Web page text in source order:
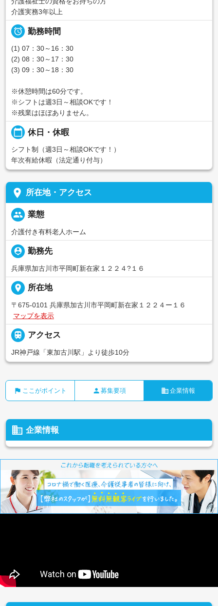
介護実務3年以上
 勤務時間
(1) 07：30～16：30
(2) 08：30～17：30
(3) 09：30～18：30
※休憩時間は60分です。
※シフトは週3日～相談OKです！
※残業はほぼありません。
calendar_today 休日・休暇
シフト制（週3日～相談OKです！）
年次有給休暇（法定通り付与）
place 所在地・アクセス
people 業態
介護付き有料老人ホーム
person_pin 勤務先
兵庫県加古川市平岡町新在家１２２４?１６
place 所在地
〒675-0101 兵庫県加古川市平岡町新在家１２２４ー１６
マップを表示
 アクセス
JR神戸線「東加古川駅」より徒歩10分
flag ここがポイント person 募集要項 business 企業情報
business 企業情報